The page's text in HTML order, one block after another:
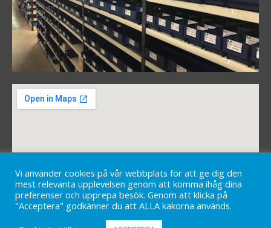
Vi använder cookies på vår webbplats för att ge dig den
mest relevanta upplevelsen genom att komma ihåg dina
preferenser och upprepa besök. Genom att klicka på
"Acceptera" godkänner du att ALLA kakorna används.